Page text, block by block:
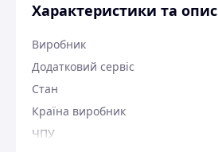
Характеристики та опис
Виробник
Додатковий сервіс
Стан
Країна виробник
ЧПУ